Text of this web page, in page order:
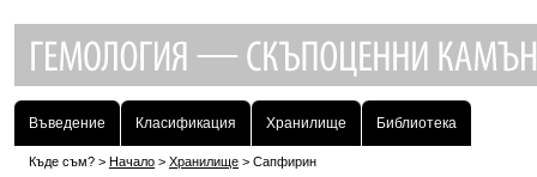
Въведение Класификация Хранилище Библиотека
Къде съм? > Начало > Хранилище > Сапфирин